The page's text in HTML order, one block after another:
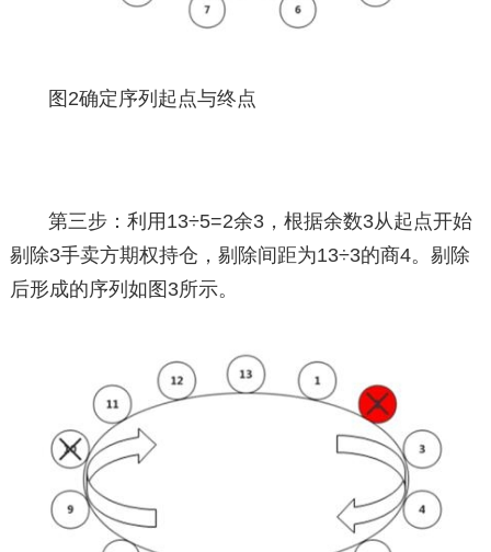
图2确定序列起点与终点
第三步：利用13÷5=2余3，根据余数3从起点开始
剔除3手卖方期权持仓，剔除间距为13÷3的商4。剔除
后形成的序列如图3所示。